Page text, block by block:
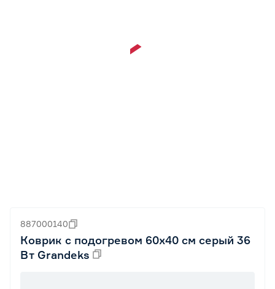
887000140
Коврик с подогревом 60х40 см серый 36
Вт Grandeks